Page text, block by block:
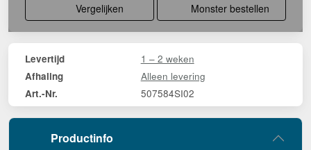
Vergelijken Monster bestellen
Levertijd 1 – 2 weken
Afhaling Alleen levering
Art.-Nr. 507584SI02
Productinfo